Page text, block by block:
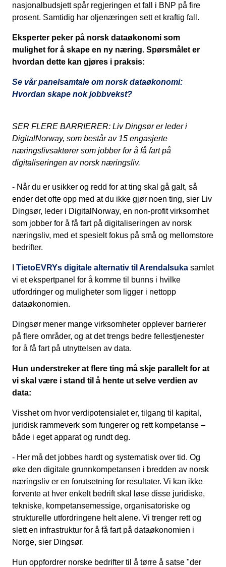
nasjonalbudsjett spår regjeringen et fall i BNP på fire
prosent. Samtidig har oljenæringen sett et kraftig fall.
Eksperter peker på norsk dataøkonomi som
mulighet for å skape en ny næring. Spørsmålet er
hvordan dette kan gjøres i praksis:
Se vår panelsamtale om norsk dataøkonomi:
Hvordan skape nok jobbvekst?
SER FLERE BARRIERER: Liv Dingsør er leder i
DigitalNorway, som består av 15 engasjerte
næringslivsaktører som jobber for å få fart på
digitaliseringen av norsk næringsliv.
- Når du er usikker og redd for at ting skal gå galt, så
ender det ofte opp med at du ikke gjør noen ting, sier Liv
Dingsør, leder i DigitalNorway, en non-profit virksomhet
som jobber for å få fart på digitaliseringen av norsk
næringsliv, med et spesielt fokus på små og mellomstore
bedrifter.
TietoEVRYs digitale alternativ til Arendalsuka samlet
vi et ekspertpanel for å komme til bunns i hvilke
utfordringer og muligheter som ligger i nettopp
dataøkonomien.
Dingsør mener mange virksomheter opplever barrierer
på flere områder, og at det trengs bedre fellestjenester
for å få fart på utnyttelsen av data.
Hun understreker at flere ting må skje parallelt for at
vi skal være i stand til å hente ut selve verdien av
data:
Visshet om hvor verdipotensialet er, tilgang til kapital,
juridisk rammeverk som fungerer og rett kompetanse –
både i eget apparat og rundt deg.
- Her må det jobbes hardt og systematisk over tid. Og
øke den digitale grunnkompetansen i bredden av norsk
næringsliv er en forutsetning for resultater. Vi kan ikke
forvente at hver enkelt bedrift skal løse disse juridiske,
tekniske, kompetansemessige, organisatoriske og
strukturelle utfordringene helt alene. Vi trenger rett og
slett en infrastruktur for å få fart på dataøkonomien i
Norge, sier Dingsør.
Hun oppfordrer norske bedrifter til å tørre å satse "der